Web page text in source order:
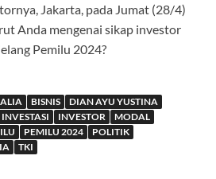
Jakarta, pada Jumat (28/4)
Anda mengenai sikap investor
Pemilu 2024?
BISNIS
DIAN AYU YUSTINA
INVESTASI INVESTOR
MODAL
PEMILU 2024
POLITIK
TKI